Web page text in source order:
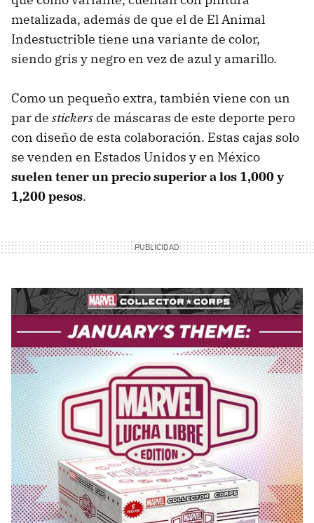
metalizada, además de que el de El Animal
Indestuctrible tiene una variante de color,
siendo gris y negro en vez de azul y amarillo.
Como un pequeño extra, también viene con un
par de stickers de máscaras de este deporte pero
con diseño de esta colaboración. Estas cajas solo
se venden en Estados Unidos y en México
suelen tener un precio superior a los 1,000 y
1,200 pesos.